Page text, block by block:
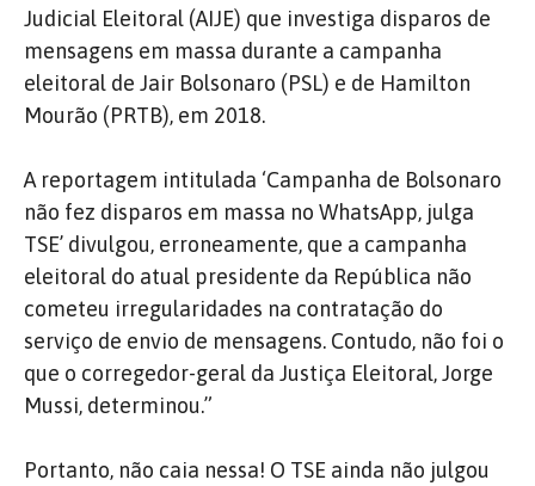
Judicial Eleitoral (AIJE) que investiga disparos de
mensagens em massa durante a campanha
eleitoral de Jair Bolsonaro (PSL) e de Hamilton
Mourão (PRTB), em 2018.
A reportagem intitulada ‘Campanha de Bolsonaro
não fez disparos em massa no WhatsApp, julga
TSE’ divulgou, erroneamente, que a campanha
eleitoral do atual presidente da República não
cometeu irregularidades na contratação do
serviço de envio de mensagens. Contudo, não foi o
que o corregedor-geral da Justiça Eleitoral, Jorge
Mussi, determinou.”
Portanto, não caia nessa! O TSE ainda não julgou